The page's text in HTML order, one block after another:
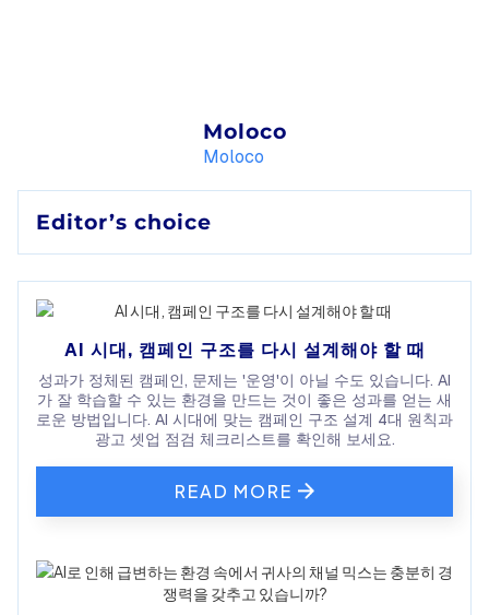
Moloco
Moloco
Editor’s choice
AI 시대, 캠페인 구조를 다시 설계해야 할 때
성과가 정체된 캠페인, 문제는 '운영'이 아닐 수도 있습니다. AI
가 잘 학습할 수 있는 환경을 만드는 것이 좋은 성과를 얻는 새
로운 방법입니다. AI 시대에 맞는 캠페인 구조 설계 4대 원칙과
광고 셋업 점검 체크리스트를 확인해 보세요.
READ MORE